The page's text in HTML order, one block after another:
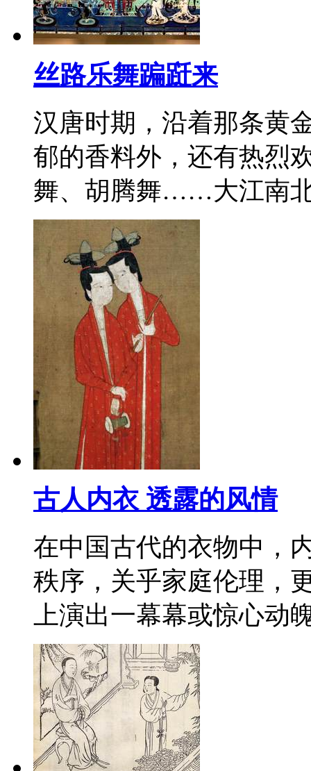
丝路乐舞蹁跹来
汉唐时期，沿着那条黄
郁的香料外，还有热烈
舞、胡腾舞……大江南
古人内衣 透露的风情
在中国古代的衣物中，
秩序，关乎家庭伦理，
上演出一幕幕或惊心